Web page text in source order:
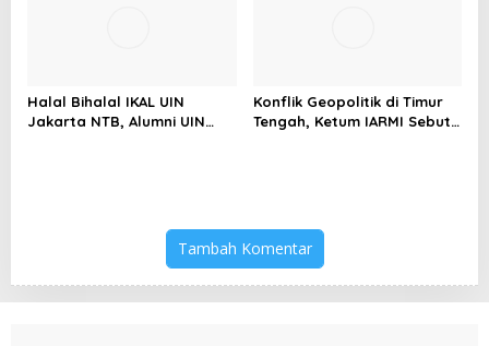
Halal Bihalal IKAL UIN
Jakarta NTB, Alumni UIN
Konflik Geopolitik di Timur
Tengah, Ketum IARMI Sebut
Tambah Komentar